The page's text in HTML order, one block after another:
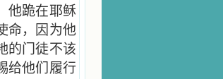
他跪在耶稣
命，因为他
的门徒不该
给他们履行